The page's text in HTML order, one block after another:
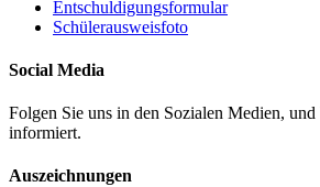
Entschuldigungsformular
Schülerausweisfoto
Social Media
Folgen Sie uns in den Sozialen Medien, und
informiert.
Auszeichnungen